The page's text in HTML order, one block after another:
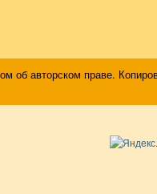
об авторском праве.